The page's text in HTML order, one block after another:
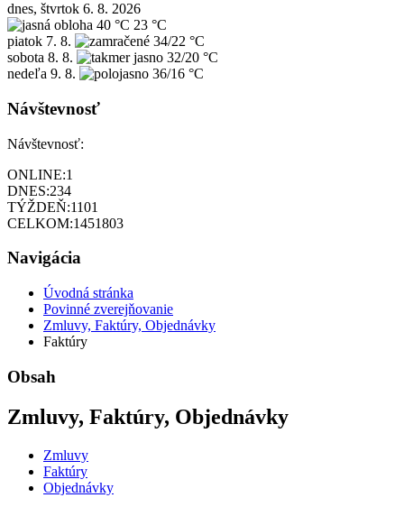
dnes, štvrtok 6. 8. 2026
40 °C 23 °C
piatok 7. 8.
34/22 °C
sobota 8. 8.
32/20 °C
nedeľa 9. 8. 36/16 °C
Návštevnosť
Návštevnosť:
ONLINE:1
DNES:234
TÝŽDEŇ:1101
CELKOM:1451803
Navigácia
Úvodná stránka
Povinné zverejňovanie
Zmluvy, Faktúry, Objednávky
Faktúry
Obsah
Zmluvy, Faktúry, Objednávky
Zmluvy
Faktúry
Objednávky